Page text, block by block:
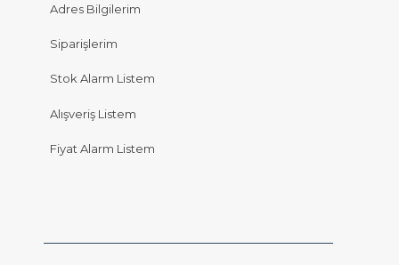
Adres Bilgilerim
Siparişlerim
Stok Alarm Listem
Alışveriş Listem
Fiyat Alarm Listem